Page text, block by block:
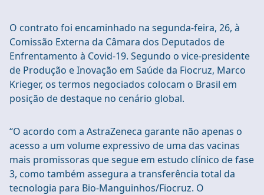
O contrato foi encaminhado na segunda-feira, 26, à
Comissão Externa da Câmara dos Deputados de
Enfrentamento à Covid-19. Segundo o vice-presidente
de Produção e Inovação em Saúde da Fiocruz, Marco
Krieger, os termos negociados colocam o Brasil em
posição de destaque no cenário global.
“O acordo com a AstraZeneca garante não apenas o
acesso a um volume expressivo de uma das vacinas
mais promissoras que segue em estudo clínico de fase
3, como também assegura a transferência total da
tecnologia para Bio-Manguinhos/Fiocruz. O